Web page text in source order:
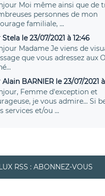
Moi même ainsi que de
personnes de mon
familiale, ...
Stela le 23/07/2021 à 12:46
Madame Je viens de
que vous adressez aux
Alain BARNIER le 23/07/2021
Femme d'exception et
je vous admire... Si
services et/ou ...
RSS : ABONNEZ-VOUS